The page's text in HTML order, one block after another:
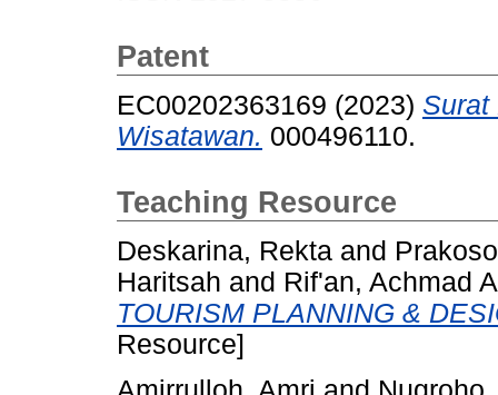
Patent
EC00202363169 (2023) Surat
Wisatawan. 000496110.
Teaching Resource
Deskarina, Rekta and
Haritsah and Rif'an, Achmad
TOURISM PLANNING &
Resource]